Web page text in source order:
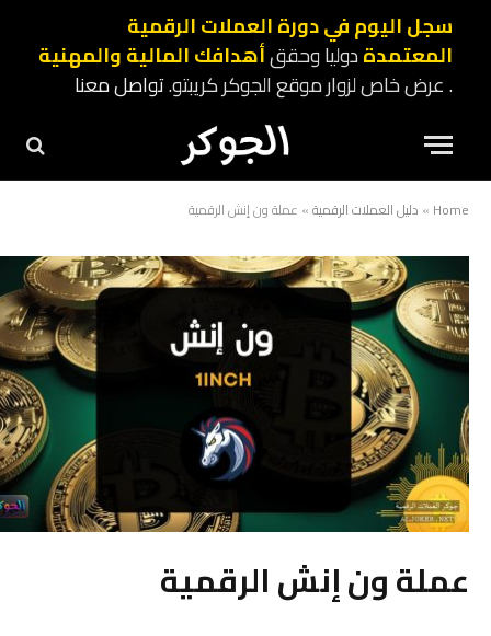
سجل اليوم في دورة العملات الرقمية
المعتمدةدوليا وحققأهدافك المالية والمهنية
. عرض خاص لزوار موقع الجوكر كريبتو.تواصل معنا
Home
» دليل العملات الرقمية» عملة ون إنش الرقمية
عملة ون إنش الرقمية